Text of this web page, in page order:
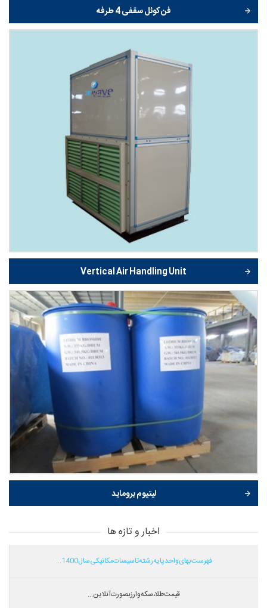
فن کوئل سقفی 4 طرفه
Vertical Air Handling Unit
لیتیوم بروماید
اخبار و تازه ها
فهرست بهای واحد پایه رشته تاسیسات مکانیکی سال 1400...
قیمت طلا،سکه و ارز بصورت آنلاین...